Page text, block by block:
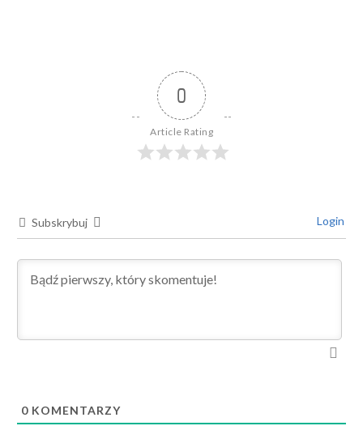
0
Article Rating
Subskrybuj Login
0 KOMENTARZY